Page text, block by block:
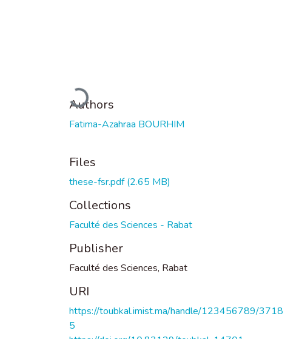
Loading...
Authors
Fatima-Azahraa BOURHIM
Files
these-fsr.pdf(2.65 MB)
Collections
Faculté des Sciences - Rabat
Publisher
Faculté des Sciences, Rabat
URI
https://toubkal.imist.ma/handle/123456789/3718
5